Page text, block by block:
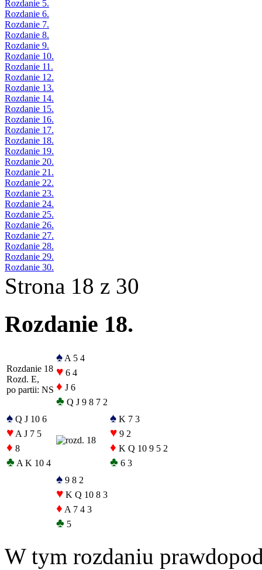
Rozdanie 5.
Rozdanie 6.
Rozdanie 7.
Rozdanie 8.
Rozdanie 9.
Rozdanie 10.
Rozdanie 11.
Rozdanie 12.
Rozdanie 13.
Rozdanie 14.
Rozdanie 15.
Rozdanie 16.
Rozdanie 17.
Rozdanie 18.
Rozdanie 19.
Rozdanie 20.
Rozdanie 21.
Rozdanie 22.
Rozdanie 23.
Rozdanie 24.
Rozdanie 25.
Rozdanie 26.
Rozdanie 27.
Rozdanie 28.
Rozdanie 29.
Rozdanie 30.
Strona 18 z 30
Rozdanie 18.
Rozdanie 18
Rozd. E,
po partii: NS
♠ A 5 4
♥ 6 4
♦ J 6
♣ Q J 9 8 7 2
♠ Q J 10 6
♥ A J 7 5
♦ 8
♣ A K 10 4
♠ K 7 3
♥ 9 2
♦ K Q 10 9 5 2
♣ 6 3
♠ 9 8 2
♥ K Q 10 8 3
♦ A 7 4 3
♣ 5
W tym rozdaniu